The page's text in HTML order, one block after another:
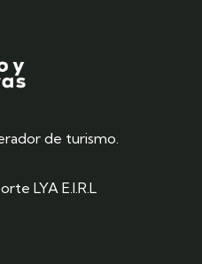
de turismo.
LYA E.I.R.L